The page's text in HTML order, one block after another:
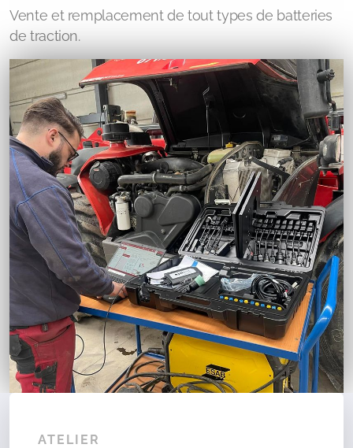
Vente et remplacement de tout types de batteries
de traction.
ATELIER